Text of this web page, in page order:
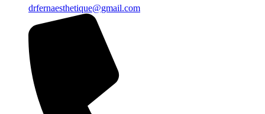
drfernaesthetique@gmail.com